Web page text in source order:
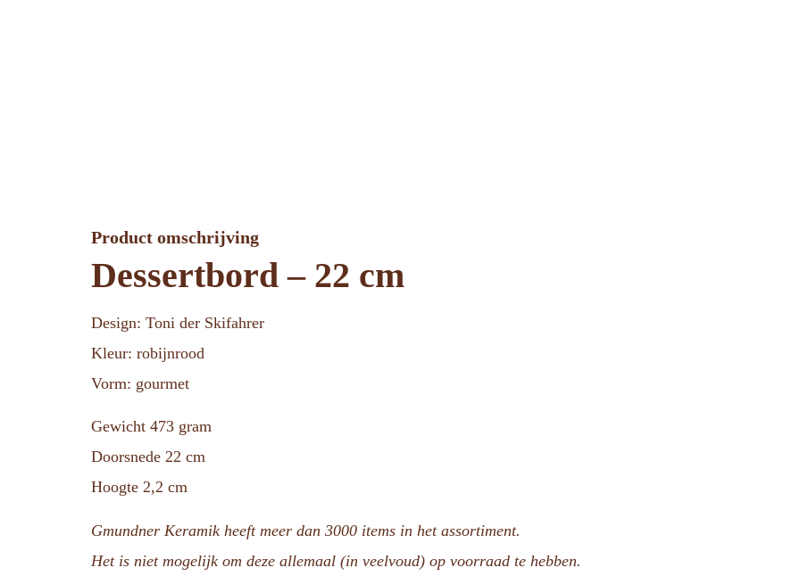
Product omschrijving
Dessertbord – 22 cm
Design: Toni der Skifahrer
Kleur: robijnrood
Vorm: gourmet
Gewicht 473 gram
Doorsnede 22 cm
Hoogte 2,2 cm
Gmundner Keramik heeft meer dan 3000 items in het assortiment.
Het is niet mogelijk om deze allemaal (in veelvoud) op voorraad te hebben.